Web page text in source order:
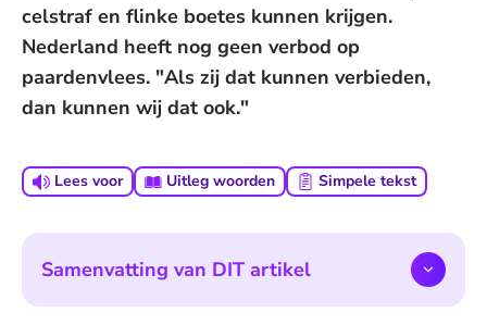
celstraf en flinke boetes kunnen krijgen.
Nederland heeft nog geen verbod op
paardenvlees. "Als zij dat kunnen verbieden,
dan kunnen wij dat ook."
Lees voor Uitleg woorden Simpele tekst
Samenvatting van DIT artikel